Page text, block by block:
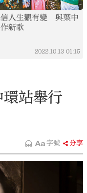
人生觀有變 與葉中
新歌
2022.10.13 01:15
環站舉行
字號 分享